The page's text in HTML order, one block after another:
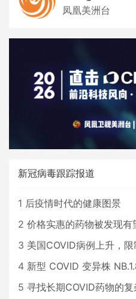
凤凰美洲台
新冠病毒跟踪报道
1 后疫情时代的健康图景
2 价格实惠的药物被发现
3 美国COVID病例上升，
4 新型 COVID 变异株
5 寻找长期COVID药物的复